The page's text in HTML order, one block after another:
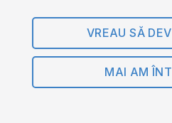
VREAU SĂ
MAI AM